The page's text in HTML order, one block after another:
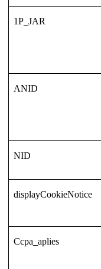
1P_JAR
ANID
NID
displayCookieNotice
Ccpa_aplies